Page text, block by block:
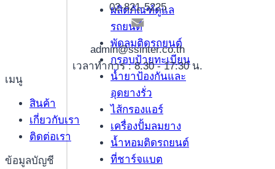
ผลิตภัณฑ์ดูแล
รถยนต์
พัดลมติดรถยนต์
กรอบป้ายทะเบียน
น้ำยาป้องกันและ
อุดยางรั่ว
ไส้กรองแอร์
เครื่องปั้มลมยาง
น้ำหอมติดรถยนต์
ที่ชาร์จแบต
02-821-5225
admin@ssinter.co.th
เวลาทำการ : 8.30 - 17:30 น.
เมนู
สินค้า
เกี่ยวกับเรา
ติดต่อเรา
ข้อมูลบัญชี